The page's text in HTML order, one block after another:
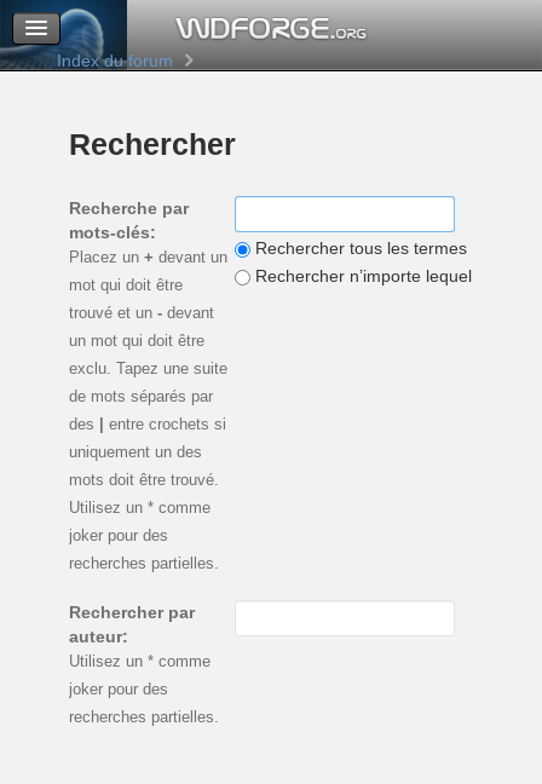
M’enregistrer
Connexion
Index du forum
Rechercher
Recherche par
mots-clés:
Placez un + devant un
mot qui doit être
trouvé et un -devant
un mot qui doit être
exclu. Tapez une suite
de mots séparés par
des
entre crochets si
uniquement un des
mots doit être trouvé.
Utilisez un * comme
joker pour des
recherches partielles.
Rechercher tous les termes
Rechercher n’importe lequel de ces
Rechercher par
auteur:
Utilisez un * comme
joker pour des
recherches partielles.